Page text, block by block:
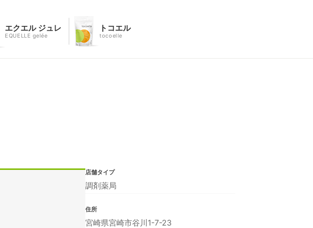
エクエル ジュレ
EQUELLE gelée
トコエル
tocoelle
店舗タイプ
調剤薬局
住所
宮崎県宮崎市谷川1-7-23